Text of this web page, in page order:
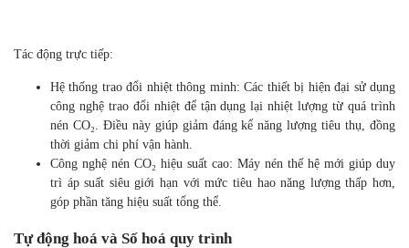
đặc biệt trong quá trình nén CO₂.
Tác động trực tiếp:
Hệ thống trao đổi nhiệt thông minh: Các thiết bị hiện đại sử
dụng công nghệ trao đổi nhiệt để tận dụng lại nhiệt lượng từ
quá trình nén CO₂. Điều này giúp giảm đáng kể năng lượng
tiêu thụ, đồng thời giảm chi phí vận hành.
duy trì áp suất siêu giới hạn với mức tiêu hao năng lượng